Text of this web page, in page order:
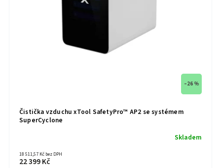
–26 %
Čistička vzduchu xTool SafetyPro™ AP2 se systémem
SuperCyclone
Skladem
18 511,57 Kč bez DPH
22 399 Kč